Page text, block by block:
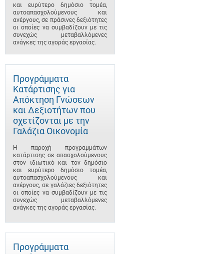
και ευρύτερο δημόσιο τομέα,
αυτοαπασχολούμενους και
ανέργους, σε πράσινες δεξιότητες
οι οποίες να συμβαδίζουν με τις
συνεχώς μεταβαλλόμενες
ανάγκες της αγοράς εργασίας.
Προγράμματα
Κατάρτισης για
Απόκτηση Γνώσεων
και Δεξιοτήτων που
σχετίζονται με την
Γαλάζια Οικονομία
Η παροχή προγραμμάτων
κατάρτισης σε απασχολούμενους
στον ιδιωτικό και τον δημόσιο
και ευρύτερο δημόσιο τομέα,
αυτοαπασχολούμενους και
ανέργους, σε γαλάζιες δεξιότητες
οι οποίες να συμβαδίζουν με τις
συνεχώς μεταβαλλόμενες
ανάγκες της αγοράς εργασίας.
Προγράμματα